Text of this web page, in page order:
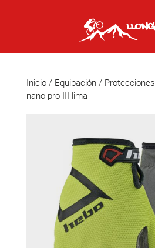
Inicio / Equipación / Protecciones
nano pro III lima